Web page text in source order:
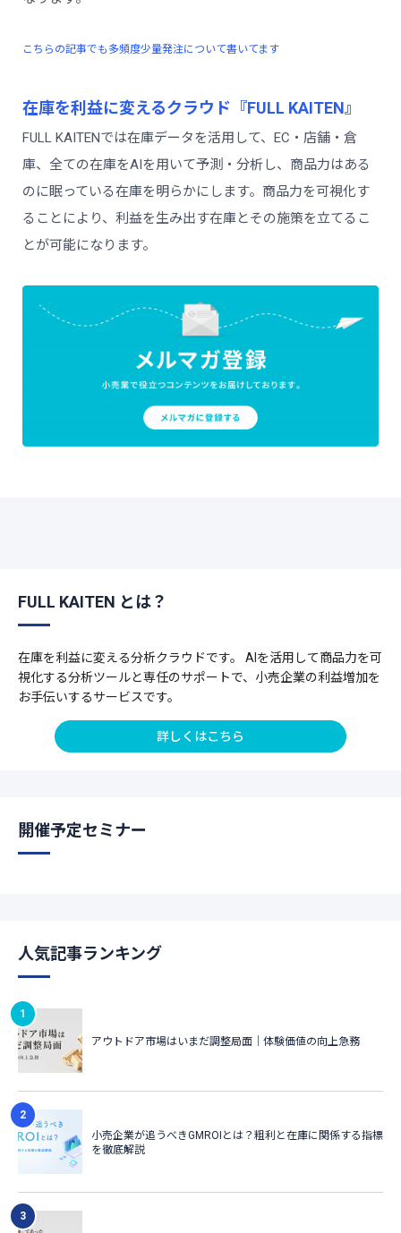
こちらの記事でも多頻度少量発注について書いてます
在庫を利益に変えるクラウド『FULL KAITEN』
FULL KAITENでは在庫データを活用して、EC・店舗・倉
庫、全ての在庫をAIを用いて予測・分析し、商品力はある
のに眠っている在庫を明らかにします。商品力を可視化す
ることにより、利益を生み出す在庫とその施策を立てるこ
とが可能になります。
FULL KAITEN とは？
在庫を利益に変える分析クラウドです。 AIを活用して商品力を可
視化する分析ツールと専任のサポートで、小売企業の利益増加を
お手伝いするサービスです。
詳しくはこちら
開催予定セミナー
人気記事ランキング